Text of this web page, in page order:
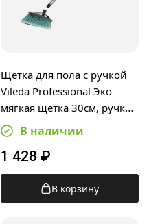
Щетка для пола с ручкой
Vileda Professional Эко
мягкая щетка 30см, ручка
Контракт 138см
В наличии
1 428 ₽
В корзину